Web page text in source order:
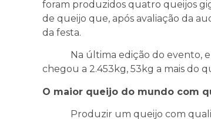
foram produzidos quatro queijos
de queijo que, após avaliação da
da festa.
Na última edição do evento, em
chegou a 2.453kg, 53kg a mais do
O maior queijo do mundo com
Produzir um queijo com